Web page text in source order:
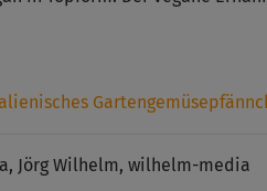
, Jörg Wilhelm, wilhelm-media